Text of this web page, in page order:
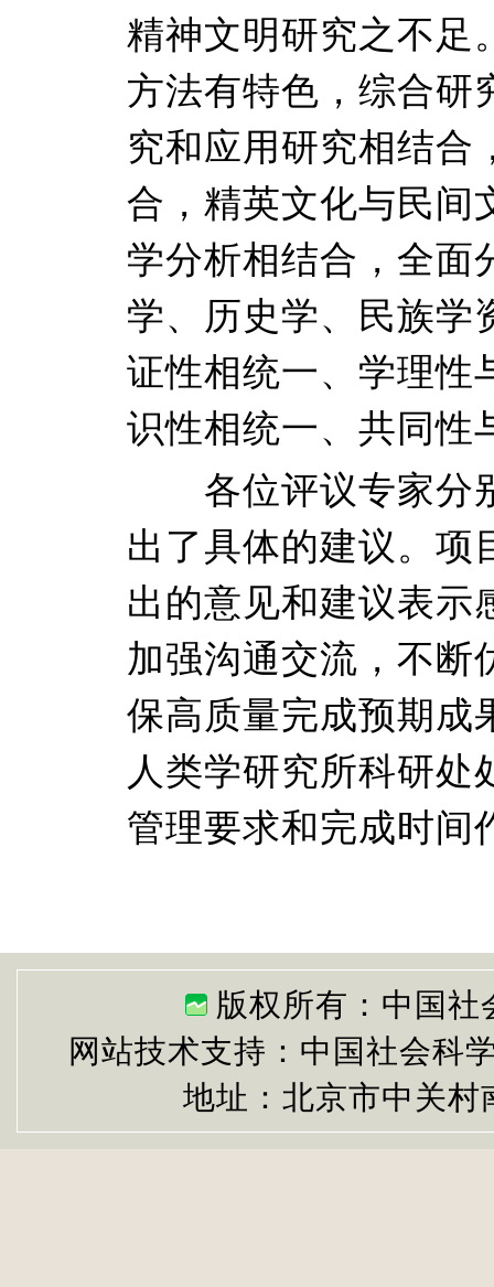
精神文明研究之不足
方法有特色，综合研
究和应用研究相结合
合，精英文化与民间
学分析相结合，全面
学、历史学、民族学
证性相统一、学理性
识性相统一、共同性
各位评议专家分
出了具体的建议。项
出的意见和建议表示
加强沟通交流，不断
保高质量完成预期成
人类学研究所科研处
管理要求和完成时间
版权所有：中国
网站技术支持：中国社会科
地址：北京市中关村